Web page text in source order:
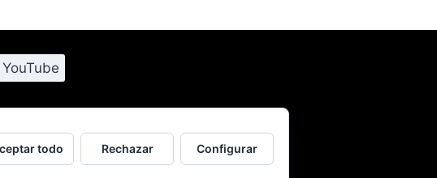
YouTube
Local 4x4.
todo Rechazar Configurar